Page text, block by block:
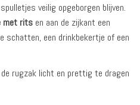
veilig opgeborgen blijven.
met rits en aan de zijkant een
schatten, een drinkbekertje of een
rugzak licht en prettig te dragen